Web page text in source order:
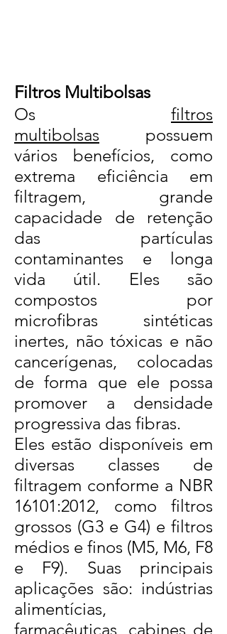
Filtros Multibolsas
Os filtros
multibolsas possuem
vários benefícios, como
extrema eficiência em
filtragem, grande
capacidade de retenção
das partículas
contaminantes e longa
vida útil. Eles são
compostos por
microfibras sintéticas
inertes, não tóxicas e não
cancerígenas, colocadas
de forma que ele possa
promover a densidade
progressiva das fibras.
Eles estão disponíveis em
diversas classes de
filtragem conforme a NBR
16101:2012, como filtros
grossos (G3 e G4) e filtros
médios e finos (M5, M6, F8
e F9). Suas principais
aplicações são: indústrias
alimentícias,
farmacêuticas, cabines de